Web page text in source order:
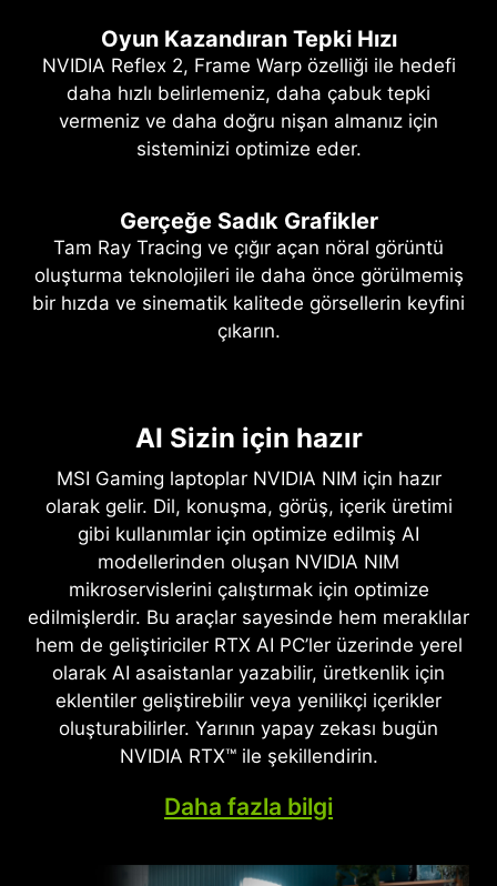
Oyun Kazandıran Tepki Hızı
NVIDIA Reflex 2, Frame Warp özelliği ile hedefi
daha hızlı belirlemeniz, daha çabuk tepki
vermeniz ve daha doğru nişan almanız için
sisteminizi optimize eder.
Gerçeğe Sadık Grafikler
Tam Ray Tracing ve çığır açan nöral görüntü
oluşturma teknolojileri ile daha önce görülmemiş
bir hızda ve sinematik kalitede görsellerin keyfini
çıkarın.
AI Sizin için hazır
MSI Gaming laptoplar NVIDIA NIM için hazır
olarak gelir. Dil, konuşma, görüş, içerik üretimi
gibi kullanımlar için optimize edilmiş AI
modellerinden oluşan NVIDIA NIM
mikroservislerini çalıştırmak için optimize
edilmişlerdir. Bu araçlar sayesinde hem meraklılar
hem de geliştiriciler RTX AI PC’ler üzerinde yerel
olarak AI asaistanlar yazabilir, üretkenlik için
eklentiler geliştirebilir veya yenilikçi içerikler
oluşturabilirler. Yarının yapay zekası bugün
NVIDIA RTX™ ile şekillendirin.
Daha fazla bilgi
Üstün Hız. Üstün Görseller. AI ile
güçlendirildi.
NVIDIA DLSS, AI kullanarak FPS değerini
arttırmak, gecikmeyi azaltmak ve görüntü
kalitesini geliştirmek için yapay sinir ağı tabanlı
render özellikleri kullanan bir dizi devrim
niteliğinde teknolojiden oluşur. DLSS 4 ile gelen
yeni Çoklu Çerçeve Üretimi, geliştirilmiş Işın
Yeniden Üretme ve Süper Çözünürlük gibi
özellikler GeForce RTX 50 serisi GPU’lar ve
5.Nesil Tensor çekirdekleri ile sağlanır. GeForce
RTX üzerinde DLSS oyun oynamanın en iyi
yoludur. PC’nizin oyun yetenekleri Buluttaki bir
NVIDIA AI süper bilgisayar tarafından sürekli
Tam Ray Tracing ve Nöral Işın İzleme
Ezber Bozan Gerçekçilik
NVIDIA Blackwell mimarisine sahip GeForce RTX
50 serisi GPU’lar, Full Ray Tracing sayesinde
oyunun kurallarını değiştiren bir gerçeklik sunar.
5.Nesil Tensor çekirdekleri ile hızlandırılmış çığır
açan nöral render teknolojileri ve 4.Nesil RT
çekirdekleri ile sinematik görüntü kalitesini
deneyimleyin.